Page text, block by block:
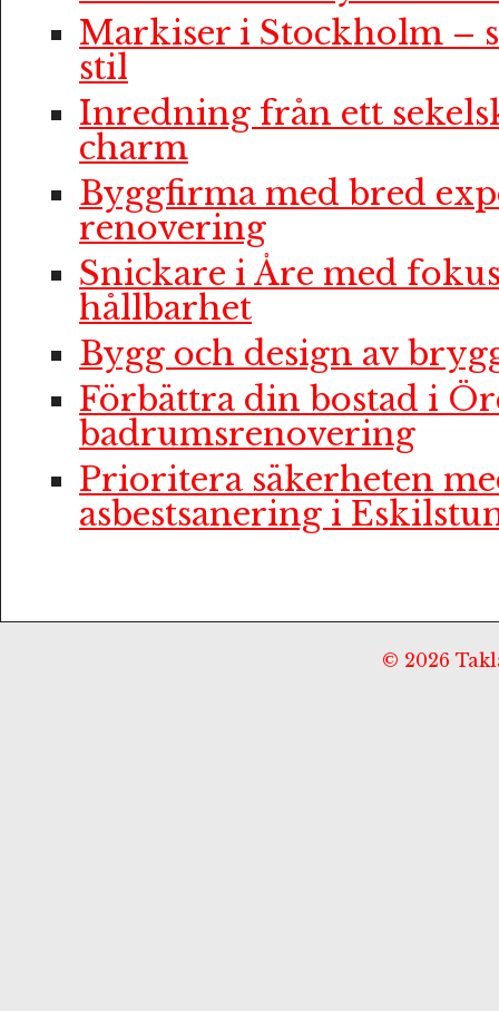
Markiser i Stockholm –
stil
Inredning från ett
charm
Byggfirma med bred
renovering
Snickare i Åre med
hållbarhet
Bygg och design av
Förbättra din bostad i
badrumsrenovering
Prioritera säkerheten
asbestsanering i
© 2026